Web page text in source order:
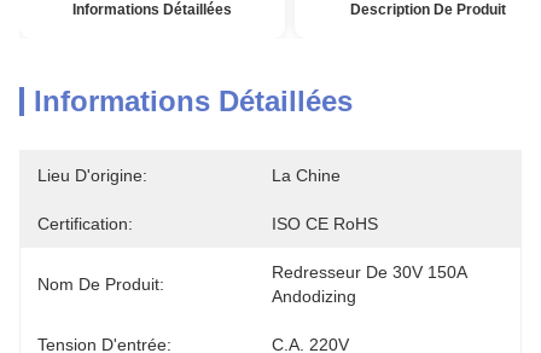
Informations Détaillées Description De Produit
Informations Détaillées
Lieu D'origine: La Chine
Certification: ISO CE RoHS
Nom De Produit:
Redresseur De 30V 150A
Andodizing
Tension D'entrée: C.A. 220V